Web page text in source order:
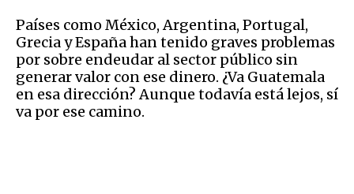
Países como México, Argentina, Portugal,
Grecia y España han tenido graves problemas
por sobre endeudar al sector público sin
generar valor con ese dinero. ¿Va Guatemala
en esa dirección? Aunque todavía está lejos, sí
va por ese camino.